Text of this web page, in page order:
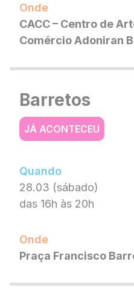
Onde
CACC – Centro de
Comércio Adoniran
Barretos
JÁ ACONTECEU
Quando
28.03 (sábado)
das 16h às 20h
Onde
Praça Francisco